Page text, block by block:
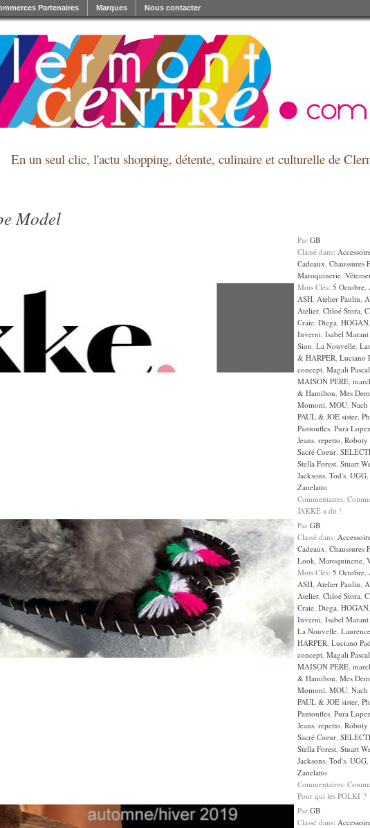
En un seul clic, l'actu shopping, détente, culinaire et culturelle de
Partenaires Marques Nous contacter
Model
Par GB
Classé dans:
Cadeaux, Chaussures
Maroquinerie,
Mots Clés: 5 Octobre,
ASH, Atelier Paulin,
Atelier, Chloé Stora,
Craie, Diega, HOGAN,
Inverni, Isabel
Sion, La Nouvelle,
& HARPER, Luciano
concept, Magali Pascal
MAISON PERE,
& Hamilton, Mes
Momoni, MOU,
PAUL & JOE sister,
Pantoufles, Pura Lopez
Jeans, repetto, Roboty
Sacré Coeur,
Stella Forest, Stuart
Jacksons, Tod's, UGG,
Zanelatto
Commentaires:
JAKKE a dit !
Par GB
Classé dans:
Cadeaux, Chaussures
Look, Maroquinerie,
Mots Clés: 5 Octobre,
ASH, Atelier Paulin,
Atelier, Chloé Stora,
Craie, Diega, HOGAN,
Inverni, Isabel
La Nouvelle,
HARPER, Luciano
concept, Magali Pascal
MAISON PERE,
& Hamilton, Mes
Momoni, MOU,
PAUL & JOE sister,
Pantoufles, Pura Lopez
Jeans, repetto, Roboty
Sacré Coeur,
Stella Forest, Stuart
Jacksons, Tod's, UGG,
Zanelatto
Commentaires:
Pour qui les POLKI ?
Par GB
Classé dans: